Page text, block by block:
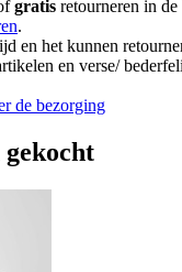
gratis retourneren in
.
en het kunnen
en verse/
de bezorging
gekocht